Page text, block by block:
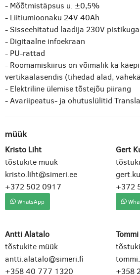
- Mõõtmistäpsus u. ±0,5%
- Liitiumioonaku 24V 40Ah
- Sisseehitatud laadija 230V pistikuga
- Digitaalne infoekraan
- PU-rattad
- Roomamiskiirus on võimalik ka
vertikaalasendis (tihedad alad,
- Elektriline ülemise tõstejõu piirang
- Avariipeatus- ja ohutuslülitid
müük
Kristo Liht
tõstukite müük
kristo.liht@simeri.ee
+372 502 0917
WhatsApp
Gert
+372
Antti Alatalo
tõstukite müük
antti.alatalo@simeri.fi
+358 40 777 1320
+358